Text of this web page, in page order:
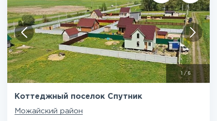
/6
Коттеджный поселок Спутник
Можайский район